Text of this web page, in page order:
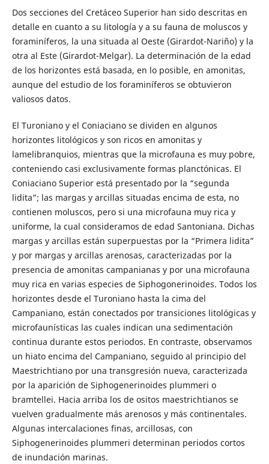
Dos secciones del Cretáceo Superior han sido descritas en
detalle en cuanto a su litología y a su fauna de moluscos y
foraminíferos, la una situada al Oeste (Girardot-Nariño) y la
otra al Este (Girardot-Melgar). La determinación de la edad
de los horizontes está basada, en lo posible, en amonitas,
aunque del estudio de los foraminíferos se obtuvieron
valiosos datos.
El Turoniano y el Coniaciano se dividen en algunos
horizontes litológicos y son ricos en amonitas y
lamelibranquios, mientras que la microfauna es muy pobre,
conteniendo casi exclusivamente formas planctónicas. El
Coniaciano Superior está presentado por la “segunda
lidita”; las margas y arcillas situadas encima de esta, no
contienen moluscos, pero si una microfauna muy rica y
uniforme, la cual consideramos de edad Santoniana. Dichas
margas y arcillas están superpuestas por la “Primera lidita”
y por margas y arcillas arenosas, caracterizadas por la
presencia de amonitas campanianas y por una microfauna
muy rica en varias especies de Siphogonerinoides. Todos los
horizontes desde el Turoniano hasta la cima del
Campaniano, están conectados por transiciones litológicas y
microfaunísticas las cuales indican una sedimentación
continua durante estos periodos. En contraste, observamos
un hiato encima del Campaniano, seguido al principio del
Maestrichtiano por una transgresión nueva, caracterizada
por la aparición de Siphogenerinoides plummeri o
bramtellei. Hacia arriba los de ositos maestrichtianos se
vuelven gradualmente más arenosos y más continentales.
Algunas intercalaciones finas, arcillosas, con
Siphogenerinoides plummeri determinan periodos cortos
de inundación marinas.